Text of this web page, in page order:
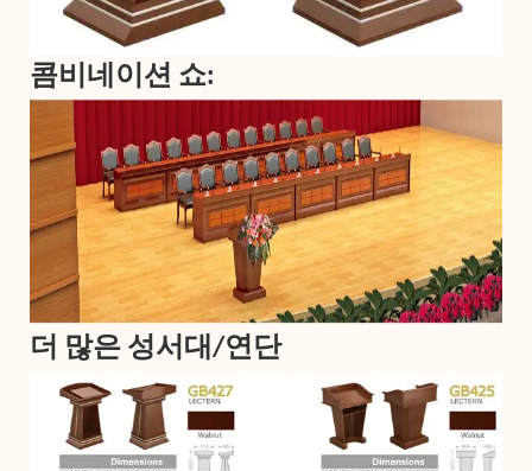
콤비네이션 쇼:
더 많은 성서대/연단